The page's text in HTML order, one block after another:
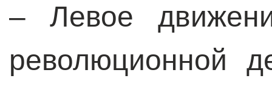
– Левое
революционной